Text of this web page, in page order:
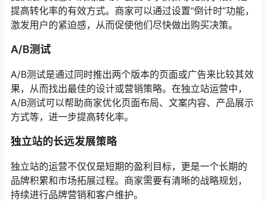
提高转化率的有效方式。商家可以通过设置“倒计时”功能，
激发用户的紧迫感，从而促使他们尽快做出购买决策。
A/B测试
A/B测试是通过同时推出两个版本的页面或广告来比较其效
果，从而找出最佳的设计或营销策略。在独立站运营中，
A/B测试可以帮助商家优化页面布局、文案内容、产品展示
方式等，进一步提高转化率。
独立站的长远发展策略
独立站的运营不仅仅是短期的盈利目标，更是一个长期的
品牌积累和市场拓展过程。商家需要有清晰的战略规划，
持续进行品牌营销和客户维护。